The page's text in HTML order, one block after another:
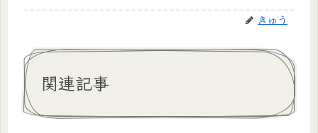
きゅう
関連記事